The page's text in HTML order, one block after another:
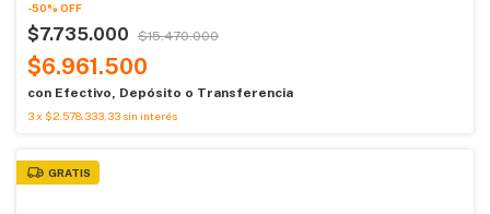
-50% OFF
$7.735.000 $15.470.000
$6.961.500
con Efectivo, Depósito o Transferencia
3x $2.578.333,33 sin interés
GRATIS